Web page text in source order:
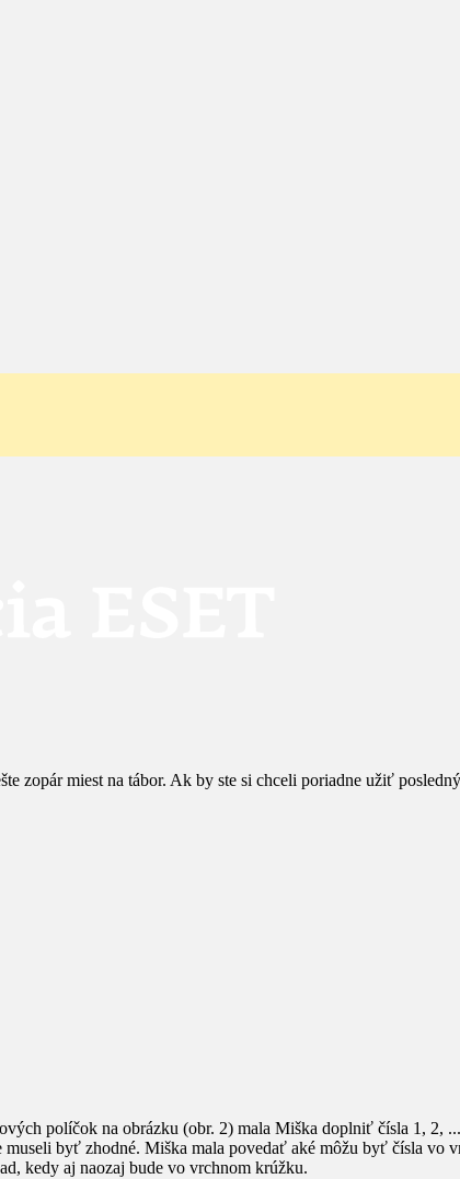
zopár miest na tábor. Ak by ste si chceli poriadne užiť
políčok na obrázku (obr. 2) mala Miška doplniť čísla 1, 2,
museli byť zhodné. Miška mala povedať aké môžu byť čísla
kedy aj naozaj bude vo vrchnom krúžku.